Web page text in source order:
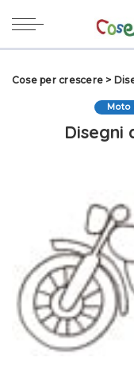
Cose per crescere >
Moto
Disegni